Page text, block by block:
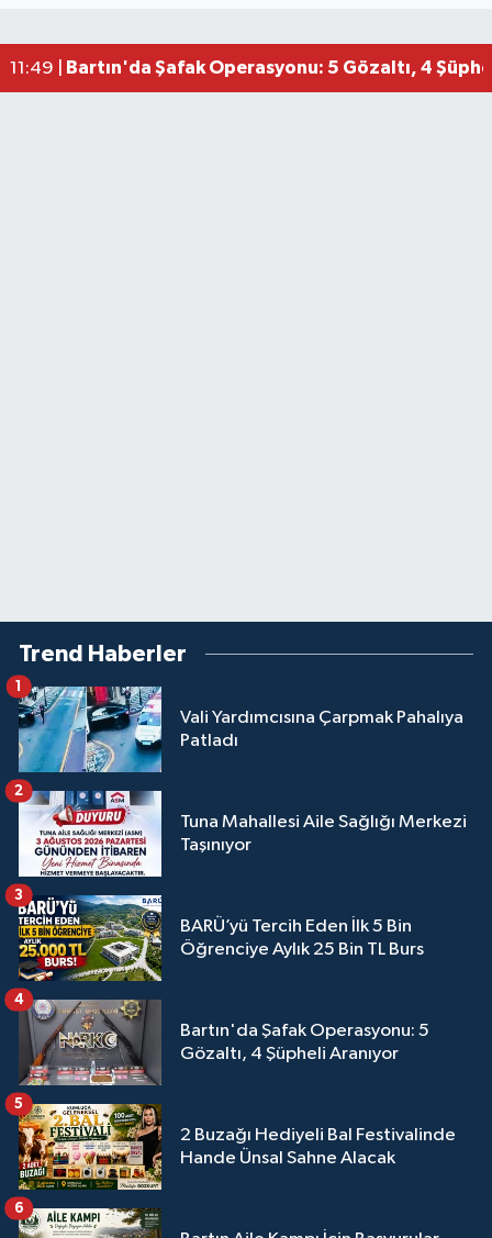
11:49 | Bartın'da Şafak Operasyonu: 5 Gözaltı, 4
Trend Haberler
Vali Yardımcısına Çarpmak Pahalıya
Patladı
1
Tuna Mahallesi Aile Sağlığı Merkezi
Taşınıyor
2
BARÜ’yü Tercih Eden İlk 5 Bin
Öğrenciye Aylık 25 Bin TL Burs
3
Bartın'da Şafak Operasyonu: 5
Gözaltı, 4 Şüpheli Aranıyor
4
2 Buzağı Hediyeli Bal Festivalinde
Hande Ünsal Sahne Alacak
5
6